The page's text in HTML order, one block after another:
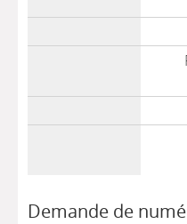
Demande de